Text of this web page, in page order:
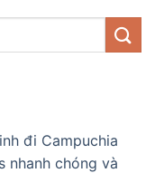
đi Campuchia
nhanh chóng và